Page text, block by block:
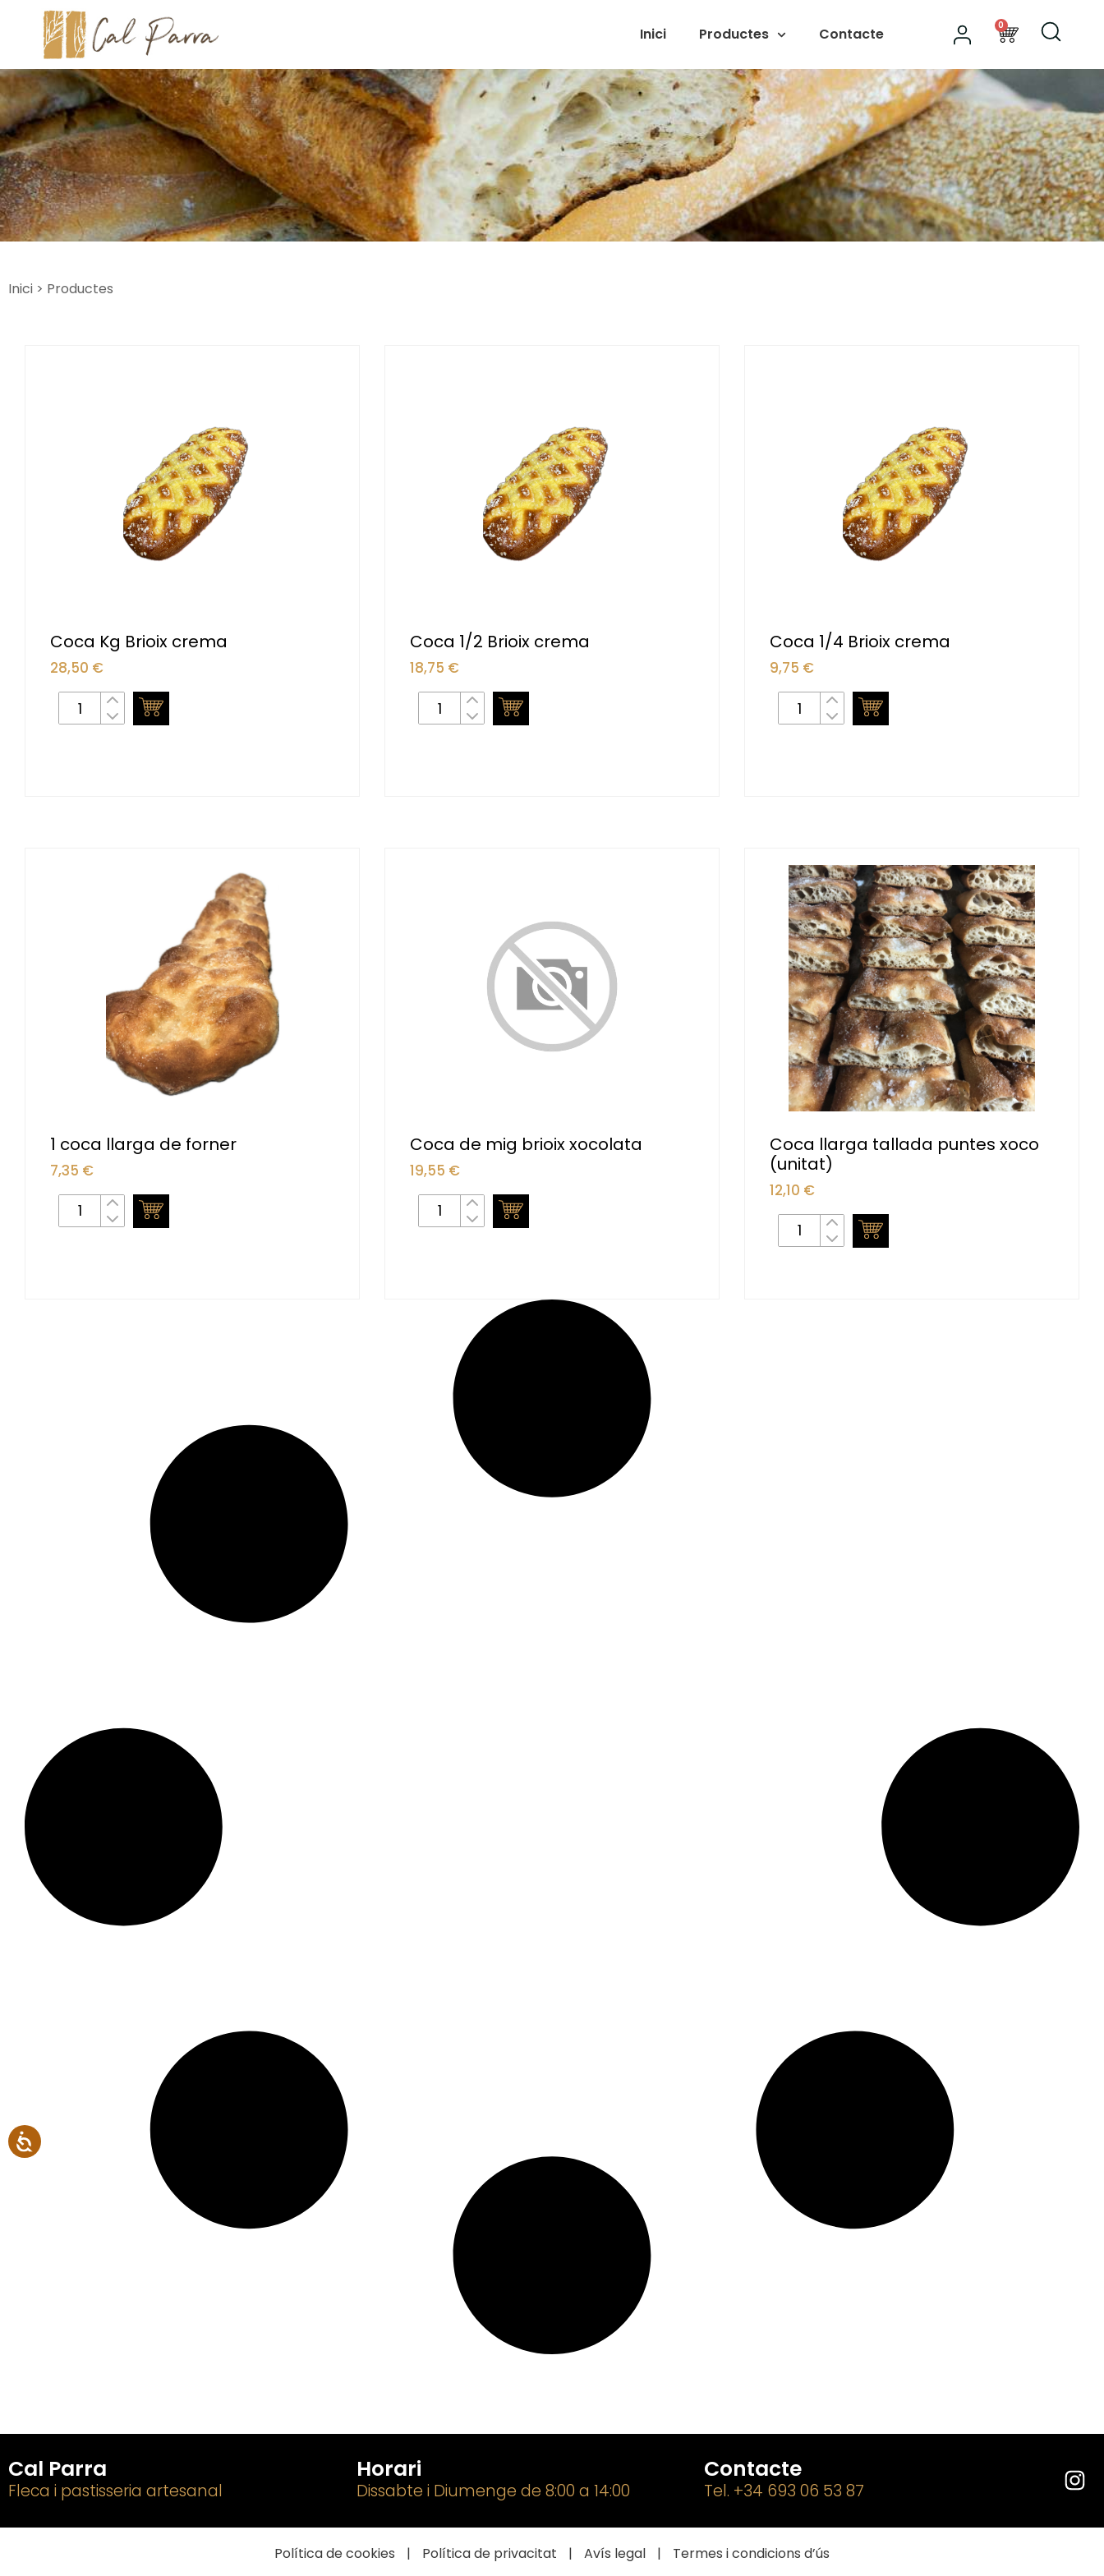
Inici Productes Contacte 0
Inici > Productes
Coca Kg Brioix crema
28,50 €
Coca 1/2 Brioix crema
18,75 €
Coca 1/4 Brioix crema
9,75 €
1 coca llarga de forner
7,35 €
Coca de mig brioix xocolata
19,55 €
Coca llarga tallada puntes xoco
(unitat)
12,10 €
Cal Parra
Fleca i pastisseria artesanal
Horari
Dissabte i Diumenge de 8:00 a 14:00
Contacte
Tel. +34 693 06 53 87
| Política de privacitat | Avís legal |